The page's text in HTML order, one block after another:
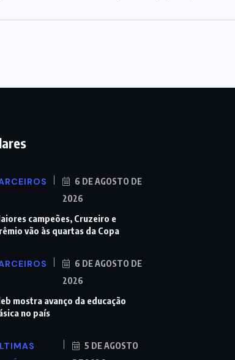
6 DE AGOSTO DE
2026
campeões, Cruzeiro e
vão às quartas da Copa
6 DE AGOSTO DE
2026
mostra avanço da educação
no país
5 DE AGOSTO